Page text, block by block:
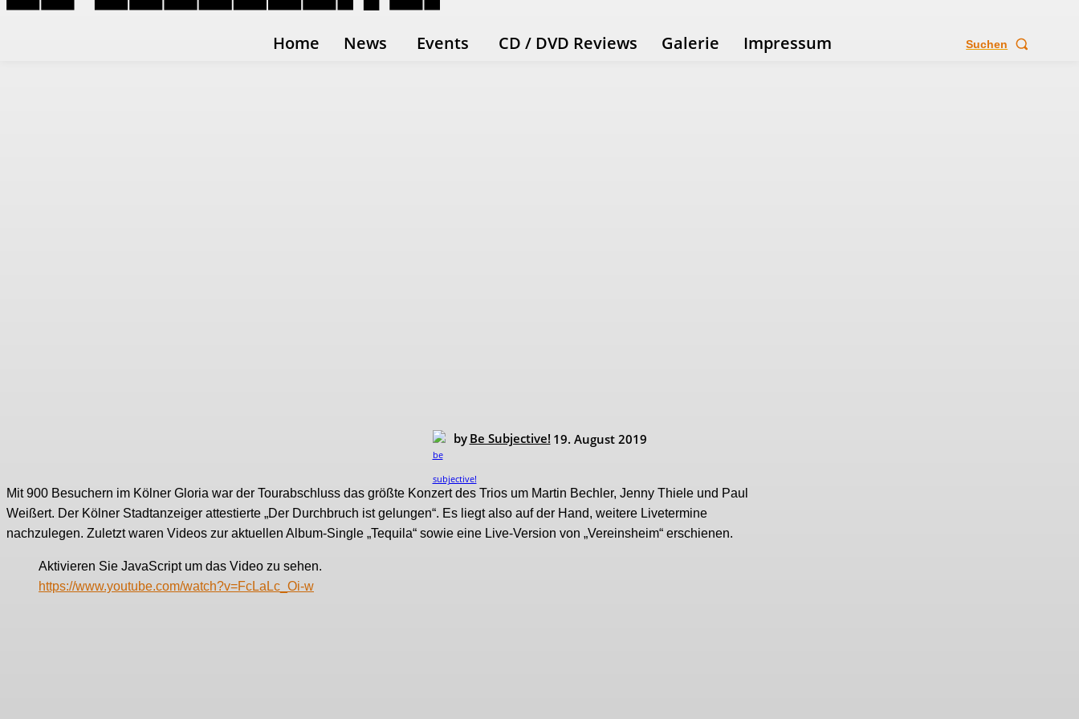
Home News Events CD / DVD Reviews Galerie Impressum Suchen
by Be Subjective! 19. August 2019
Mit 900 Besuchern im Kölner Gloria war der Tourabschluss das größte Konzert des Trios um Martin Bechler, Jenny Thiele und Paul
Weißert. Der Kölner Stadtanzeiger attestierte „Der Durchbruch ist gelungen“. Es liegt also auf der Hand, weitere Livetermine
nachzulegen. Zuletzt waren Videos zur aktuellen Album-Single „Tequila“ sowie eine Live-Version von „Vereinsheim“ erschienen.
Aktivieren Sie JavaScript um das Video zu sehen.
https://www.youtube.com/watch?v=FcLaLc_Oi-w